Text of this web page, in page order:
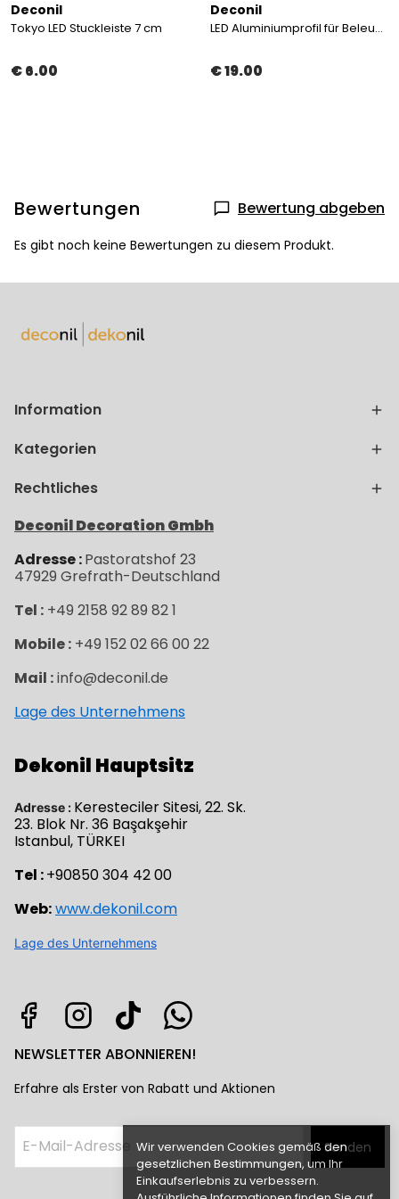
Wir verwenden Cookies gemäß den
gesetzlichen Bestimmungen, um Ihr
Einkaufserlebnis zu verbessern.
Deconil
Tokyo LED Stuckleiste 7 cm
€ 6.00
Deconil
LED Aluminiumprofil für Beleuchtete Stuckleisten
€ 19.00
Bewertungen Bewertung abgeben
Es gibt noch keine Bewertungen zu diesem Produkt.
Information
Kategorien
Rechtliches
Deconil Decoration Gmbh
Adresse :Pastoratshof 23
47929 Grefrath-Deutschland
Tel : +49 2158 92 89 82 1
Mobile : +49 152 02 66 00 22
Mail :info@deconil.de
Lage des Unternehmens
Dekonil Hauptsitz
Adresse : Keresteciler Sitesi, 22. Sk.
23. Blok Nr. 36 Başakşehir
Istanbul, TÜRKEI
Tel :+90850 304 42 00
Web:www.dekonil.com
Lage des Unternehmens
NEWSLETTER ABONNIEREN!
Erfahre als Erster von Rabatt und Aktionen
Senden